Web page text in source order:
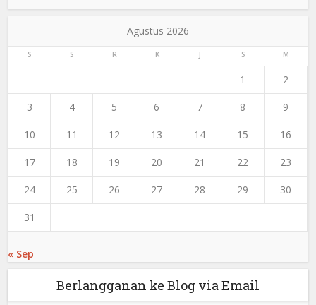
Agustus 2026
S S R K J S M
1 2
3 4 5 6 7 8 9
10 11 12 13 14 15 16
17 18 19 20 21 22 23
24 25 26 27 28 29 30
31
« Sep
Berlangganan ke Blog via Email